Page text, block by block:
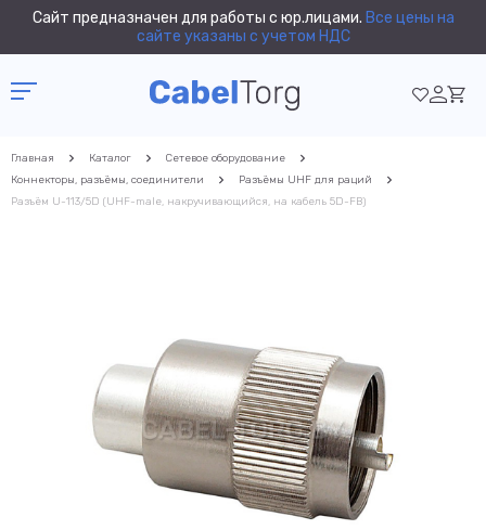
Сайт предназначен для работы с юр.лицами. Все цены на
сайте указаны с учетом НДС
Главная Каталог
Сетевое оборудование
Коннекторы, разъёмы, соединители
Разъёмы UHF для раций
Разъём U-113/5D (UHF-male, накручивающийся, на кабель 5D-FB)